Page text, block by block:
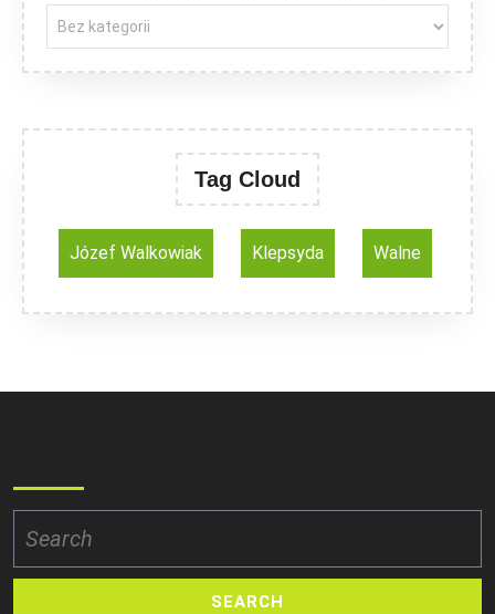
Tag Cloud
Józef Walkowiak Klepsyda Walne
for: